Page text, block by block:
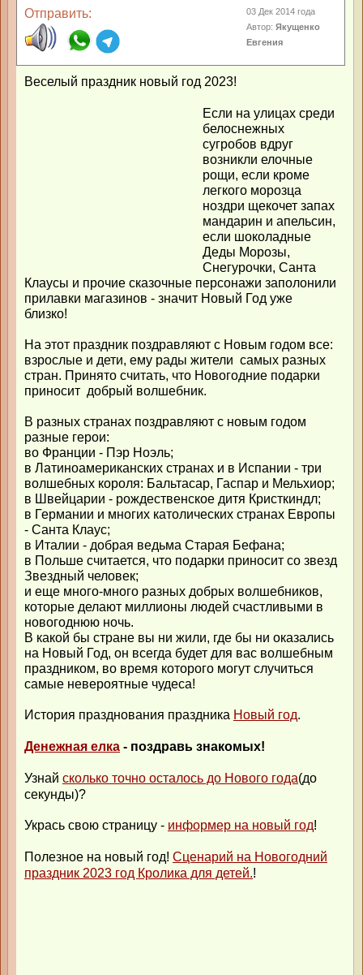
Отправить:
03 Дек 2014 года
Автор:Якущенко
Евгения
Веселый праздник новый год 2023!
Если на улицах среди
белоснежных
сугробов вдруг
возникли елочные
рощи, если кроме
легкого морозца
ноздри щекочет запах
мандарин и апельсин,
если шоколадные
Деды Морозы,
Снегурочки, Санта
Клаусы и прочие сказочные персонажи заполонили
прилавки магазинов - значит Новый Год уже
близко!
На этот праздник поздравляют с Новым годом все:
взрослые и дети, ему рады жители самых разных
стран. Принято считать, что Новогодние подарки
приносит добрый волшебник.
В разных странах поздравляют с новым годом
разные герои:
во Франции - Пэр Ноэль;
в Латиноамериканских странах и в Испании - три
волшебных короля: Бальтасар, Гаспар и Мельхиор;
в Швейцарии - рождественское дитя Кристкиндл;
в Германии и многих католических странах Европы
- Санта Клаус;
в Италии - добрая ведьма Старая Бефана;
в Польше считается, что подарки приносит со звезд
Звездный человек;
и еще много-много разных добрых волшебников,
которые делают миллионы людей счастливыми в
новогоднюю ночь.
В какой бы стране вы ни жили, где бы ни оказались
на Новый Год, он всегда будет для вас волшебным
праздником, во время которого могут случиться
самые невероятные чудеса!
История празднования праздника Новый год.
Денежная елка - поздравь знакомых!
Узнай сколько точно осталось до Нового года(до
секунды)?
Укрась свою страницу - информер на новый год!
Полезное на новый год! Сценарий на Новогодний
праздник 2023 год Кролика для детей.!